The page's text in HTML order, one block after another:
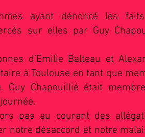
ayant dénoncé les
sur elles par Guy
d’Emilie Balteau et
à Toulouse en tant que
Guy Chapouillié était
pas au courant des
notre désaccord et notre